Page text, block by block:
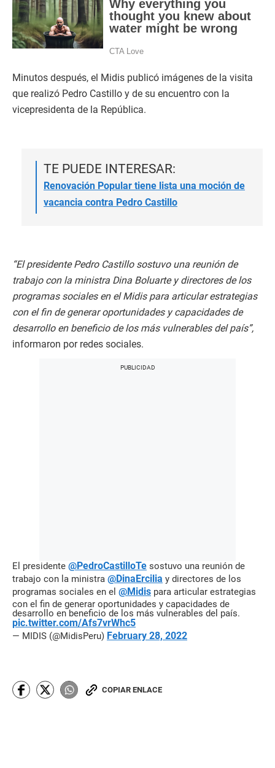
Minutos después, el Midis publicó imágenes de la visita
que realizó Pedro Castillo y de su encuentro con la
vicepresidenta de la República.
TE PUEDE INTERESAR:
Renovación Popular tiene lista una moción de
vacancia contra Pedro Castillo
“El presidente Pedro Castillo sostuvo una reunión de
trabajo con la ministra Dina Boluarte y directores de los
programas sociales en el Midis para articular estrategias
con el fin de generar oportunidades y capacidades de
desarrollo en beneficio de los más vulnerables del país”,
informaron por redes sociales.
El presidente @PedroCastilloTe sostuvo una reunión de
trabajo con la ministra @DinaErcilia y directores de los
programas sociales en el @Midis para articular estrategias
con el fin de generar oportunidades y capacidades de
desarrollo en beneficio de los más vulnerables del país.
pic.twitter.com/Afs7vrWhc5
— MIDIS (@MidisPeru) February 28, 2022
COPIAR ENLACE